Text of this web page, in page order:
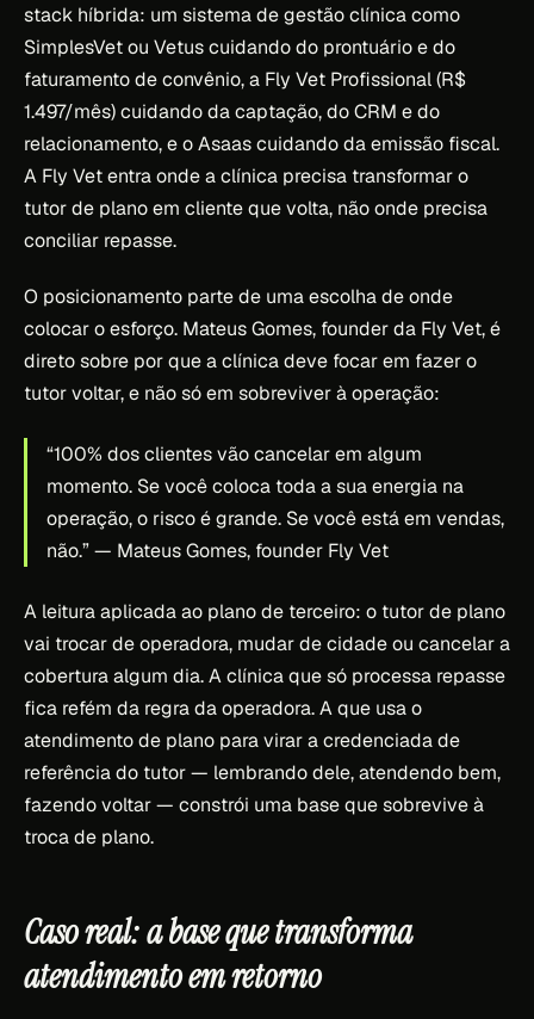
stack híbrida: um sistema de gestão clínica como
SimplesVet ou Vetus cuidando do prontuário e do
faturamento de convênio, a Fly Vet Profissional (R$
1.497/mês) cuidando da captação, do CRM e do
relacionamento, e o Asaas cuidando da emissão fiscal.
A Fly Vet entra onde a clínica precisa transformar o
tutor de plano em cliente que volta, não onde precisa
conciliar repasse.
O posicionamento parte de uma escolha de onde
colocar o esforço. Mateus Gomes, founder da Fly Vet, é
direto sobre por que a clínica deve focar em fazer o
tutor voltar, e não só em sobreviver à operação:
“100% dos clientes vão cancelar em algum
momento. Se você coloca toda a sua energia na
operação, o risco é grande. Se você está em vendas,
não.”— Mateus Gomes, founder Fly Vet
A leitura aplicada ao plano de terceiro: o tutor de plano
vai trocar de operadora, mudar de cidade ou cancelar a
cobertura algum dia. A clínica que só processa repasse
fica refém da regra da operadora. A que usa o
atendimento de plano para virar a credenciada de
referência do tutor — lembrando dele, atendendo bem,
fazendo voltar — constrói uma base que sobrevive à
troca de plano.
Caso real: a base que transforma
atendimento em retorno